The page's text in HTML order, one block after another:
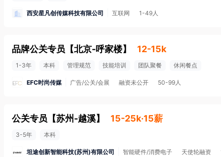
西安星凡创传媒科技有限公司 互联网 1-49人
品牌公关专员 【北京-呼家楼】 12-15k
1-3年 本科 管理规范 技能培训 团队聚餐 休闲餐点
EFC时尚传媒 广告/公关/会展 融资未公开 50-99人
公关专员 【苏州-越溪】 15-25k·15薪
3-5年 本科
坦途创新智能科技(苏州)有限公司 智能硬件/消费电子 天使轮融资